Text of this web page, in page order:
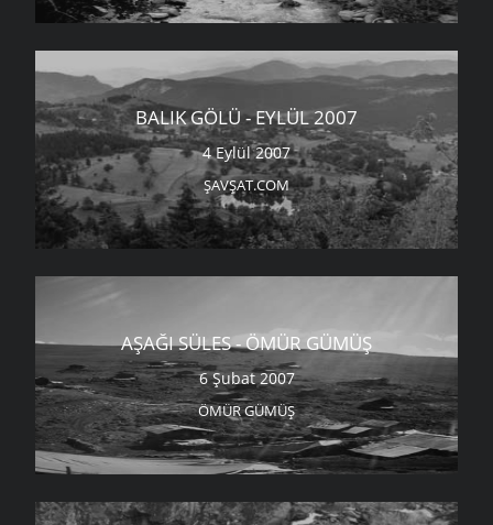
BALIK GÖLÜ - EYLÜL 2007
4 Eylül 2007
ŞAVŞAT.COM
AŞAĞI SÜLES - ÖMÜR GÜMÜŞ
6 Şubat 2007
ÖMÜR GÜMÜŞ